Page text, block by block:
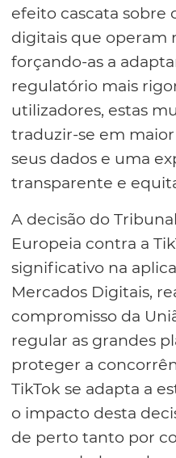
efeito cascata sobre
digitais que operam
forçando-as a
regulatório mais
utilizadores, estas
traduzir-se em
seus dados e uma
transparente e
A decisão do
Europeia contra a
significativo na
Mercados Digitais,
compromisso da
regular as grandes
proteger a
TikTok se adapta a
o impacto desta
de perto tanto por